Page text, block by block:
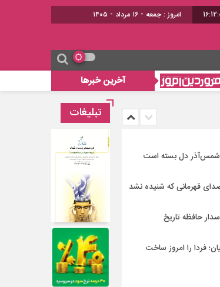
امروز : جمعه - ۱۶ مرداد - ۱۴۰۵
آخرین خبرها
داود علیپوریان؛ صدای قهرمانی که شنیده نشد
شمس‌آذر دل بسته است
صدای قهرمانی که شنیده نشد
حافظه تاریخ
فردا را امروز ساخت
تبلیغات